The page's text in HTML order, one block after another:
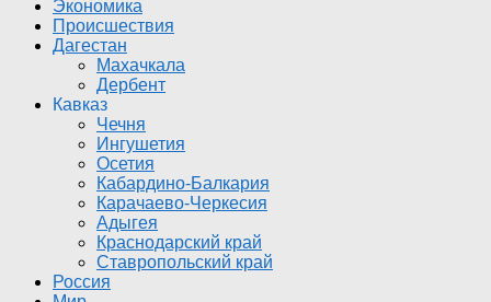
Экономика
Происшествия
Дагестан
Махачкала
Дербент
Кавказ
Чечня
Ингушетия
Осетия
Кабардино-Балкария
Карачаево-Черкесия
Адыгея
Краснодарский край
Ставропольский край
Россия